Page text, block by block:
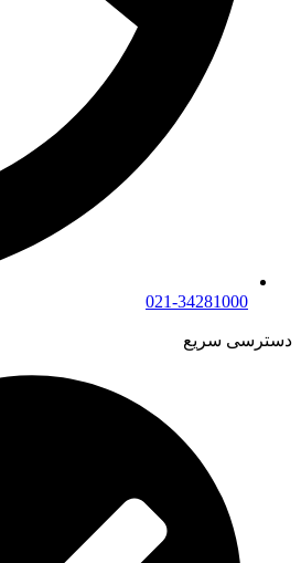
021-34281000
دسترسی سریع